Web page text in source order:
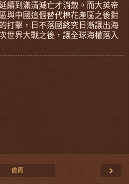
續到滿清滅亡才消散。而大英帝
與中國這個替代棉花產區之後對
打擊，日不落國終究日漸讓出海
世界大戰之後，讓全球海權落入
›
首頁